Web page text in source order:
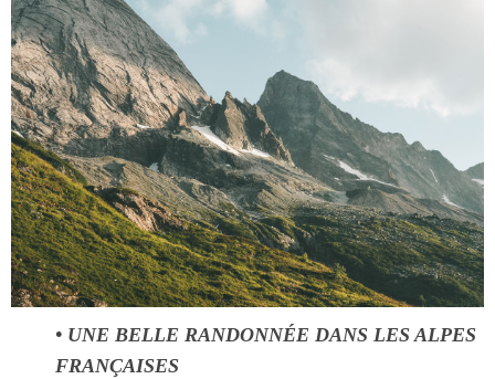
• UNE BELLE RANDONNÉE DANS LES ALPES
FRANÇAISES